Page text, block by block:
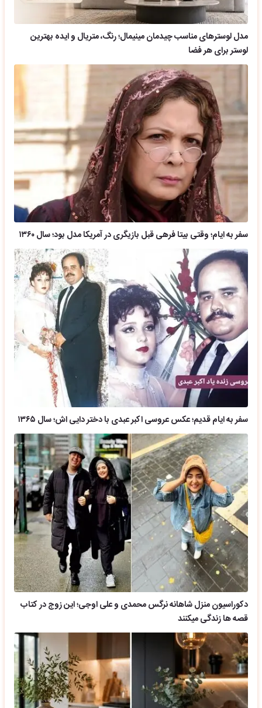
مدل لوسترهای مناسب چیدمان مینیمال؛ رنگ، متریال و ایده بهترین
لوستر برای هر فضا
سفر به ایام؛ وقتی بیتا فرهی قبل بازیگری در آمریکا مدل بود؛ سال ۱۳۶۰
سفر به ایام قدیم؛ عکس عروسی اکبر عبدی با دختر دایی اش؛ سال ۱۳۶۵
دکوراسیون منزل شاهانه نرگس محمدی و علی اوجی؛ این زوج در کتاب
قصه ها زندگی میکنند